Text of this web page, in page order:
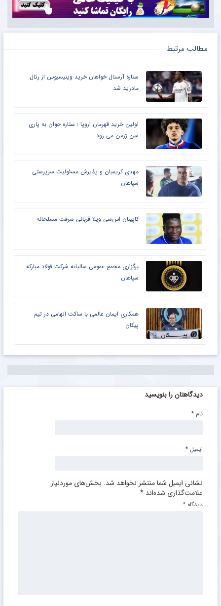
مطالب مرتبط
ستاره آرسنال خواهان خرید وینیسیوس از رئال
مادرید شد
اولین خرید قهرمان اروپا ؛ ستاره جوان به پاری
سن ژرمن می رود
مهدی کریمیان و پذیرش مسئولیت سرپرستی
سپاهان
کاپیتان اس‌سی ویلا قربانی سرقت مسلحانه
برگزاری مجمع عمومی سالیانه شرکت فولاد مبارکه
سپاهان
همکاری ایمان عالمی با ساکت الهامی در تیم
پیکان
دیدگاهتان را بنویسید
نشانی ایمیل شما منتشر نخواهد شد. بخش‌های موردنیاز
علامت‌گذاری شده‌اند *
دیدگاه *
نام *
ایمیل *